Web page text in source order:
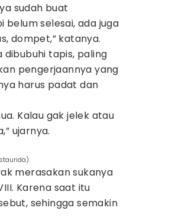
sudah buat
belum selesai, ada juga
dompet,” katanya.
tapis, paling
pengerjaannya yang
harus padat dan
Kalau gak jelek atau
ujarnya.
merasakan sukanya
Karena saat itu
sehingga semakin